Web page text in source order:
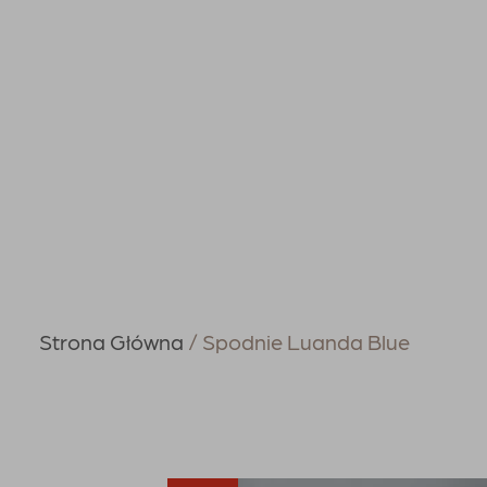
Strona Główna Spodnie Luanda Blue